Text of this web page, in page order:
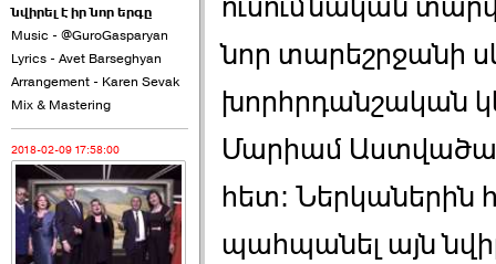
2026-06-09 15:05:00
Ծառուկյանի փեսան
վնասել է ›››
2026-06-09 07:11:00
նվիրել է իր նոր երգը
Music - @GuroGasparyan
Lyrics - Avet Barseghyan
Arrangement - Karen Sevak
Mix & Mastering
2018-02-09 17:58:00
նոր տարեշրջանի
խորհրդանշական
Մարիամ
հետ: Ներկաներին
պահպանել այն